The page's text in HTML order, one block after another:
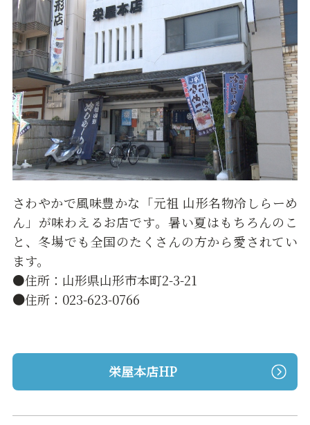
さわやかで風味豊かな「元祖 山形名物冷しらーめ
ん」が味わえるお店です。暑い夏はもちろんのこ
と、冬場でも全国のたくさんの方から愛されてい
ます。
●住所：山形県山形市本町2-3-21
●住所：023-623-0766
栄屋本店HP